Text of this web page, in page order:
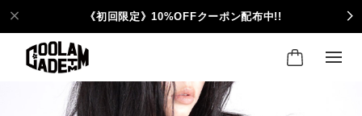
《初回限定》10%OFFクーポン配布中!!